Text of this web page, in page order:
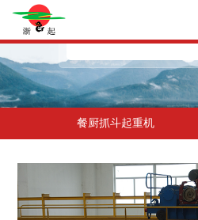
餐厨抓斗起重机